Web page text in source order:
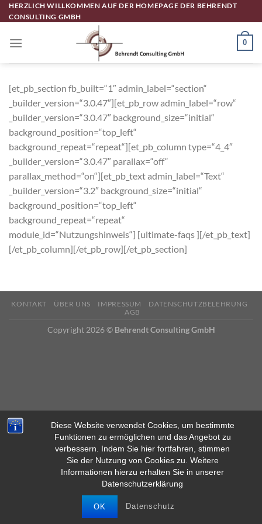
Diese Website verwendet Cookies, um bestimmte
Funktionen zu ermöglichen und das Angebot zu
verbessern. Indem Sie hier fortfahren, stimmen
Sie der Nutzung von Cookies zu. Weitere
Informationen hierzu erhalten Sie in unserer
Datenschutzerklärung
OK Datenschutz
Zum
Inhalt
HERZLICH WILLKOMMEN AUF DER HOMEPAGE DER BEHRENDT
CONSULTING GMBH
0
[et_pb_section fb_built=“1″ admin_label=“section“
_builder_version=“3.0.47″][et_pb_row admin_label=“row“
_builder_version=“3.0.47″ background_size=“initial“
background_position=“top_left“
background_repeat=“repeat“][et_pb_column type=“4_4″
_builder_version=“3.0.47″ parallax=“off“
parallax_method=“on“][et_pb_text admin_label=“Text“
_builder_version=“3.2″ background_size=“initial“
background_position=“top_left“
background_repeat=“repeat“
module_id=“Nutzungshinweis“] [ultimate-faqs ][/et_pb_text]
[/et_pb_column][/et_pb_row][/et_pb_section]
KONTAKT ÜBER UNS IMPRESSUM
DATENSCHUTZBELEHRUNG
AGB
Copyright 2026 © Behrendt Consulting GmbH
Diese Seite verwendet Cookies für ein besseres Surferlebnis.
Durch das Browsen auf dieser Website stimmen Sie der
Verwendung von Cookies zu.
MEHR INFOS AKZEPTIEREN